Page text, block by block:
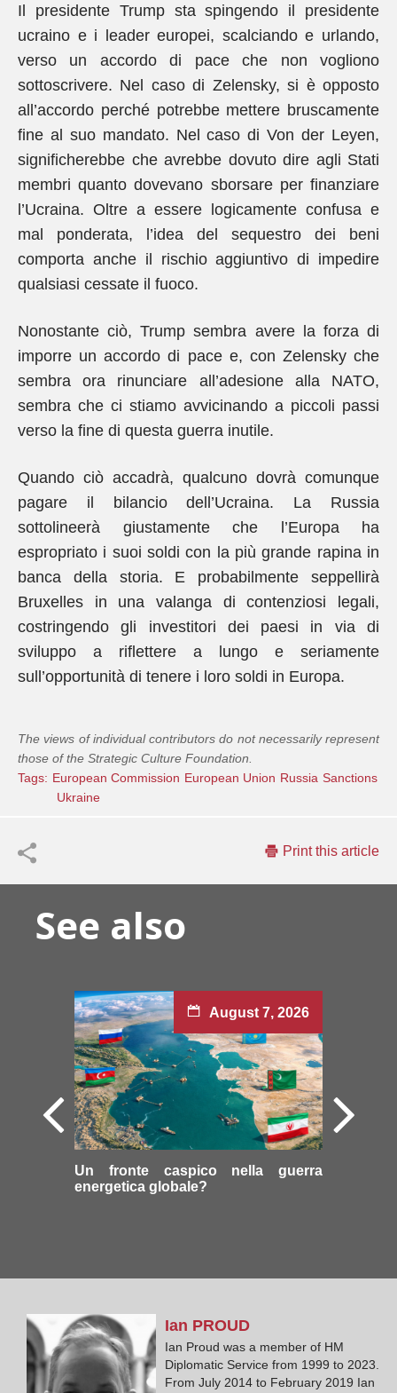
Il presidente Trump sta spingendo il presidente
ucraino e i leader europei, scalciando e urlando,
verso un accordo di pace che non vogliono
sottoscrivere. Nel caso di Zelensky, si è opposto
all’accordo perché potrebbe mettere bruscamente
fine al suo mandato. Nel caso di Von der Leyen,
significherebbe che avrebbe dovuto dire agli Stati
membri quanto dovevano sborsare per finanziare
l’Ucraina. Oltre a essere logicamente confusa e
mal ponderata, l’idea del sequestro dei beni
comporta anche il rischio aggiuntivo di impedire
qualsiasi cessate il fuoco.
Nonostante ciò, Trump sembra avere la forza di
imporre un accordo di pace e, con Zelensky che
sembra ora rinunciare all’adesione alla NATO,
sembra che ci stiamo avvicinando a piccoli passi
verso la fine di questa guerra inutile.
Quando ciò accadrà, qualcuno dovrà comunque
pagare il bilancio dell’Ucraina. La Russia
sottolineerà giustamente che l’Europa ha
espropriato i suoi soldi con la più grande rapina in
banca della storia. E probabilmente seppellirà
Bruxelles in una valanga di contenziosi legali,
costringendo gli investitori dei paesi in via di
sviluppo a riflettere a lungo e seriamente
sull’opportunità di tenere i loro soldi in Europa.
The views of individual contributors do not necessarily represent
those of the Strategic Culture Foundation.
Tags: European Commission European Union Russia Sanctions
Ukraine
Print this article
See also
August 7, 2026
Un fronte caspico nella guerra
energetica globale?
Ian PROUD
Ian Proud was a member of HM
Diplomatic Service from 1999 to 2023.
From July 2014 to February 2019 Ian